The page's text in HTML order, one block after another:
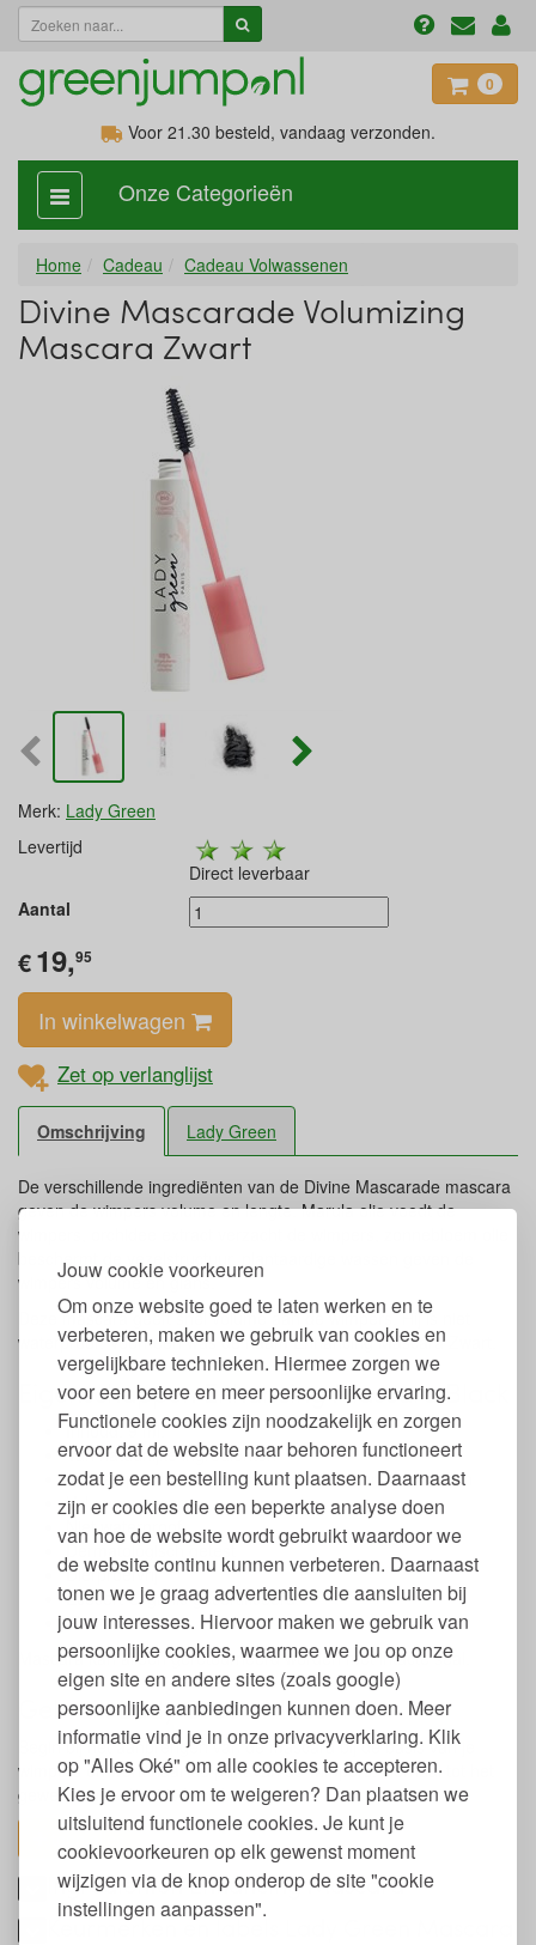
Jouw cookie voorkeuren
Om onze website goed te laten werken en te
verbeteren, maken we gebruik van cookies en
vergelijkbare technieken. Hiermee zorgen we
voor een betere en meer persoonlijke ervaring.
Functionele cookies zijn noodzakelijk en zorgen
ervoor dat de website naar behoren functioneert
zodat je een bestelling kunt plaatsen. Daarnaast
zijn er cookies die een beperkte analyse doen
van hoe de website wordt gebruikt waardoor we
de website continu kunnen verbeteren. Daarnaast
tonen we je graag advertenties die aansluiten bij
jouw interesses. Hiervoor maken we gebruik van
persoonlijke cookies, waarmee we jou op onze
eigen site en andere sites (zoals google)
persoonlijke aanbiedingen kunnen doen. Meer
informatie vind je in onze privacyverklaring. Klik
op "Alles Oké" om alle cookies te accepteren.
Kies je ervoor om te weigeren? Dan plaatsen we
uitsluitend functionele cookies. Je kunt je
cookievoorkeuren op elk gewenst moment
wijzigen via de knop onderop de site "cookie
instellingen aanpassen".
0
Voor 21.30 besteld, vandaag verzonden.
categorie
aan,
Onze Categorieën
Home Cadeau Cadeau Volwassenen
Divine Mascarade Volumizing
Mascara Zwart
Merk: Lady Green
Levertijd
Direct leverbaar
Aantal
€19,95
In winkelwagen
Zet op verlanglijst
Omschrijving Lady Green
De verschillende ingrediënten van de Divine Mascarade mascara
geven de wimpers volume en lengte. Marula olie voedt de
wimpers, orchidee extract verzacht de wimpers, zonnebloem olie
beschermt de vezelstructuur, plantaardige wassen geven de
wimpers volume en glans.
Deze mascara geeft snel volume aan de wimpers. Hij is niet
waterproof. Voorheen was de naam Enhancing Mascara Zwart.
Eigenschappen Enhancing Mascara Black
Inhoud: 9 ml.
Van natuurlijke ingrediënten
Vrij van parabenen, synthetische geur- en kleurstoffen
Volume mascara
Niet waterproof
Dermatologisch getest
Dierproefvrij
Ecocert Organic gecertificeerd
Kleur: zwart
Mascara kan alleen geretourneerd worden met intacte seal.
Gebruik Lady Green Mascara
Begin bij het aanbrengen van de mascara bij de basis van je
wimpers en werk naar de punt van de wimpers. Herhaal tot het
gewenste resultaat is bereikt.
toon alles
Ingrediënten Enhancing Mascara
Keurmerken en labels Lady Green Mascara